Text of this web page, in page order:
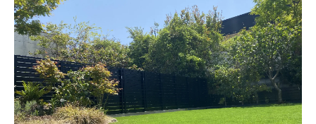
庭リフォーム10万･30万の現実的なプラン例
100万円台で実現できるエクステリア工事例
庭リフォーム200万円規模で広がる選択肢
エクステリア費用の内訳とコスパの考え方
エクステリアを活かす庭のビフォーアフター事